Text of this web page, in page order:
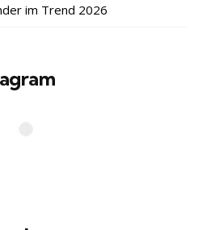
im Trend 2026